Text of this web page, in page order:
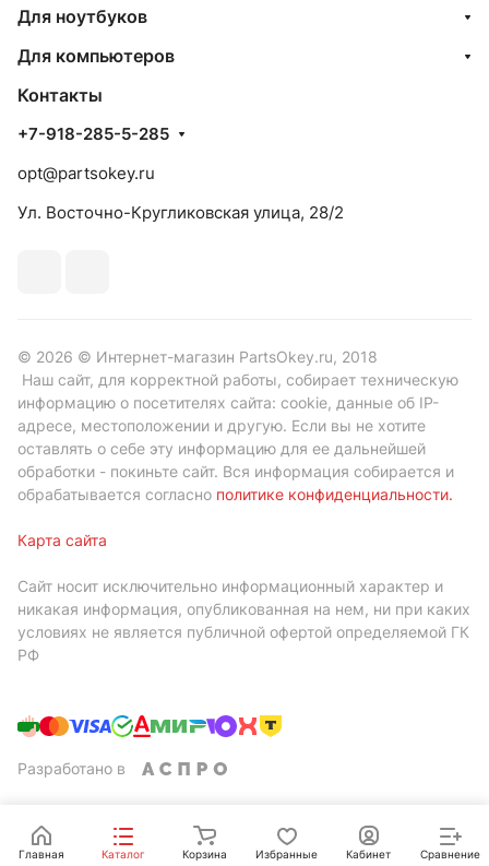
Для ноутбуков
Для компьютеров
Контакты
+7-918-285-5-285
opt@partsokey.ru
Ул. Восточно-Кругликовская улица, 28/2
© 2026 © Интернет-магазин PartsOkey.ru, 2018
Наш сайт, для корректной работы, собирает техническую
информацию о посетителях сайта: cookie, данные об IP-
адресе, местоположении и другую. Если вы не хотите
оставлять о себе эту информацию для ее дальнейшей
обработки - покиньте сайт. Вся информация собирается и
обрабатывается согласно политике конфиденциальности.
Карта сайта
Сайт носит исключительно информационный характер и
никакая информация, опубликованная на нем, ни при каких
условиях не является публичной офертой определяемой ГК
РФ
Разработано в
Главная Каталог Корзина Избранные Кабинет Сравнение